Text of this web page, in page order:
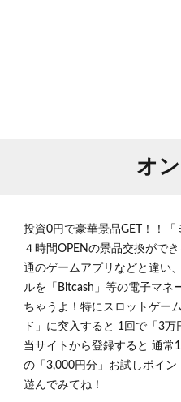
オ
投資0円で豪華景品GET！！「
４時間OPENの景品交換がで
通のゲームアプリなどと違い
ルを「Bitcash」等の電子マネ
ちゃうよ！特にスロットゲー
ド」に突入すると 1回で「3万
当サイトから登録すると 通常
の「3,000円分」お試しポイ
遊んでみてね！